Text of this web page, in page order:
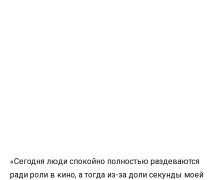
«Сегодня люди спокойно полностью раздеваются
ради роли в кино, а тогда из-за доли секунды моей